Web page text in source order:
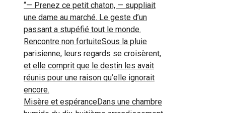
“— Prenez ce petit chaton, — suppliait
une dame au marché. Le geste d’un
passant a stupéfié tout le monde.
Rencontre non fortuiteSous la pluie
parisienne, leurs regards se croisèrent,
et elle comprit que le destin les avait
réunis pour une raison qu’elle ignorait
encore.
Misère et espéranceDans une chambre